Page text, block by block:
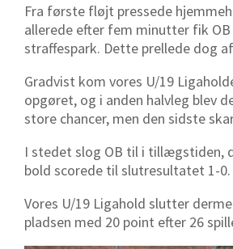
Fra første fløjt pressede
allerede efter fem minutter fik
straffespark. Dette prellede dog
Gradvist kom vores U/19
opgøret, og i anden halvleg blev
store chancer, men den sidste
I stedet slog OB til i tillægstiden,
bold scorede til slutresultatet 1-0.
Vores U/19 Ligahold slutter
pladsen med 20 point efter 26